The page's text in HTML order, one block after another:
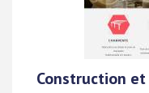
Construction